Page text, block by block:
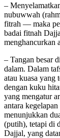
–
nubuwwah
fitrah — maka
badai fitnah
menghancurkan
– Tangan besar
dalam. Dalam
atau kuasa yang
dengan kuku
yang mengatur
antara
menunjukkan
(putih), tetapi di
Dajjal, yang